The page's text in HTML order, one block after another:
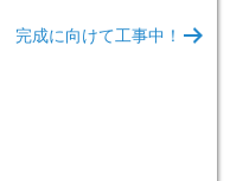
完成に向けて工事中！